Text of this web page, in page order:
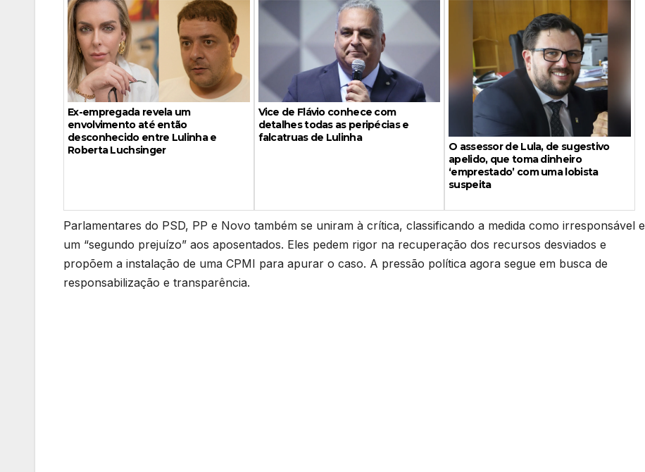
Ex-empregada revela um
envolvimento até então
desconhecido entre Lulinha e
Roberta Luchsinger
Vice de Flávio conhece com
detalhes todas as peripécias e
falcatruas de Lulinha
O assessor de Lula, de sugestivo
apelido, que toma dinheiro
‘emprestado’ com uma lobista
suspeita
Parlamentares do PSD, PP e Novo também se uniram à crítica, classificando a medida como irresponsável e
um “segundo prejuízo” aos aposentados. Eles pedem rigor na recuperação dos recursos desviados e
propõem a instalação de uma CPMI para apurar o caso. A pressão política agora segue em busca de
responsabilização e transparência.